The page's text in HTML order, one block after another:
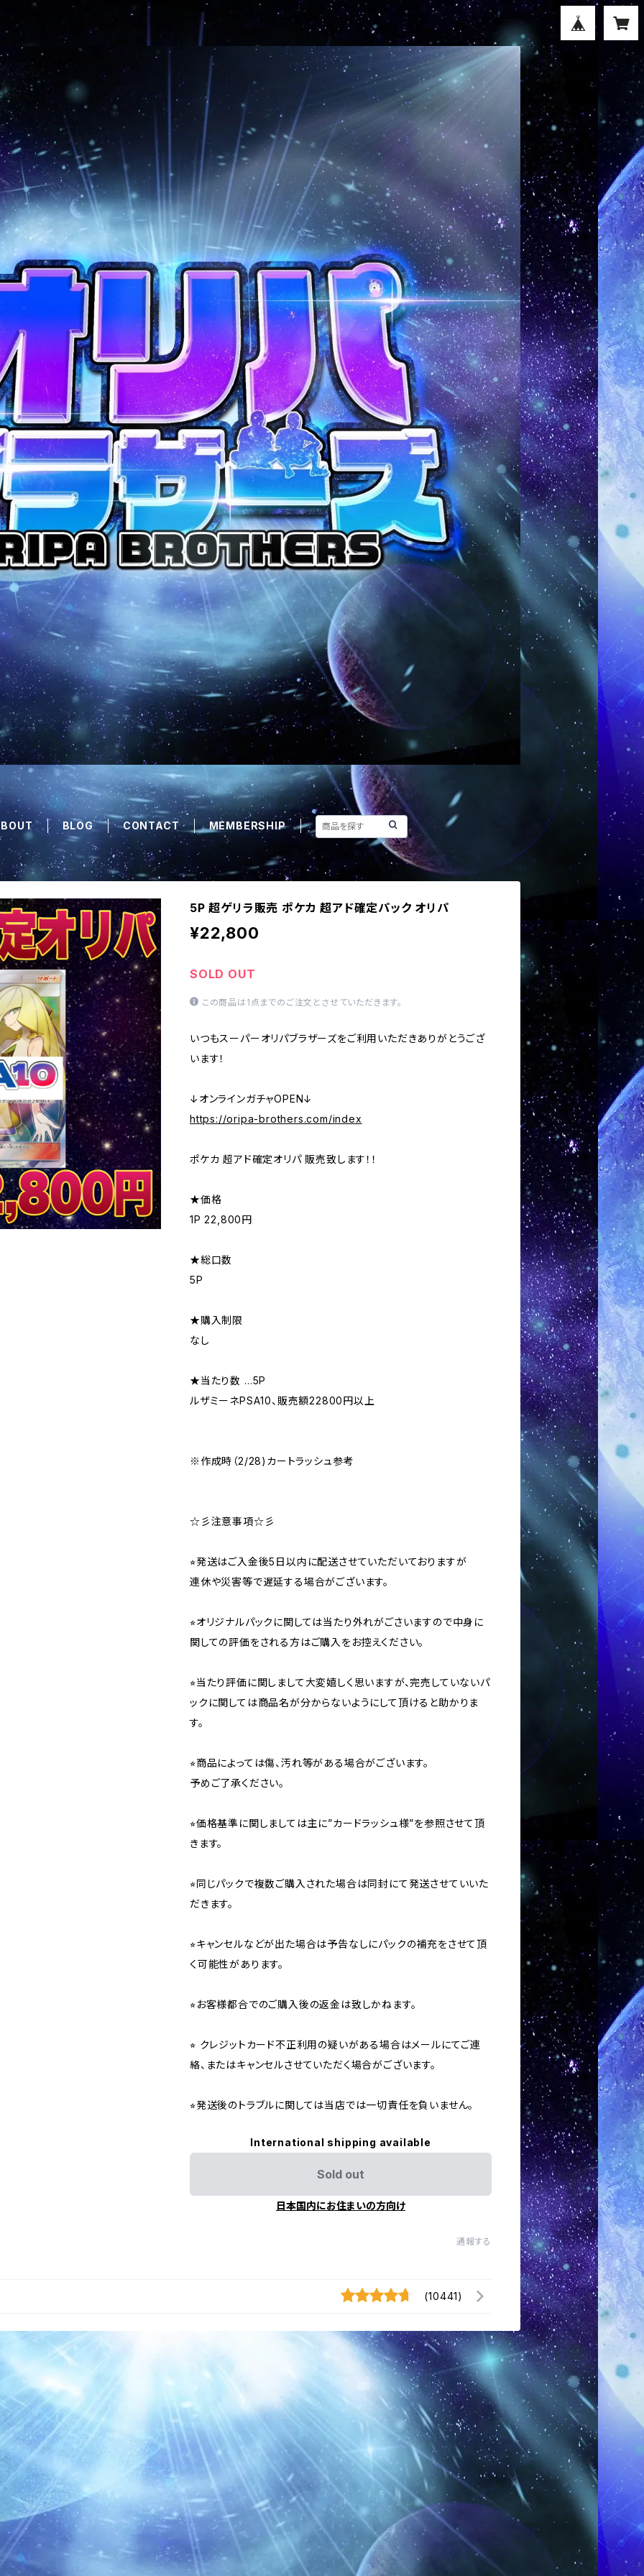
BLOG CONTACT MEMBERSHIP
5P 超ゲリラ販売 ポケカ 超アド確定パック オリパ
¥22,800
SOLD OUT
この商品は1点までのご注文とさせていただきます。
いつもスーパーオリパブラザーズをご利用いただきありがとうござ
います！
↓オンラインガチャOPEN↓
https://oripa-brothers.com/index
ポケカ 超アド確定オリパ 販売致します！！
★価格
1P 22,800円
★総口数
5P
★購入制限
なし
★当たり数 …5P
ルザミーネPSA10、販売額22800円以上
※作成時（2/28)カートラッシュ参考
☆彡注意事項☆彡
⭐︎発送はご入金後5日以内に配送させていただいておりますが
連休や災害等で遅延する場合がございます。
⭐︎オリジナルパックに関しては当たり外れがごさいますので中身に
関しての評価をされる方はご購入をお控えください。
⭐︎当たり評価に関しまして大変嬉しく思いますが、完売していないパ
ックに関しては商品名が分からないようにして頂けると助かりま
す。
⭐︎商品によっては傷、汚れ等がある場合がございます。
予めご了承ください。
⭐︎価格基準に関しましては主に”カードラッシュ様”を参照させて頂
きます。
⭐︎同じパックで複数ご購入された場合は同封にて発送させていいた
だきます。
⭐︎キャンセルなどが出た場合は予告なしにパックの補充をさせて頂
く可能性があります。
⭐︎お客様都合でのご購入後の返金は致しかねます。
⭐︎ クレジットカード不正利用の疑いがある場合はメールにてご連
絡、またはキャンセルさせていただく場合がございます。
⭐︎発送後のトラブルに関しては当店では一切責任を負いません。
International shipping available
Sold out
日本国内にお住まいの方向け
通報する
(10441)